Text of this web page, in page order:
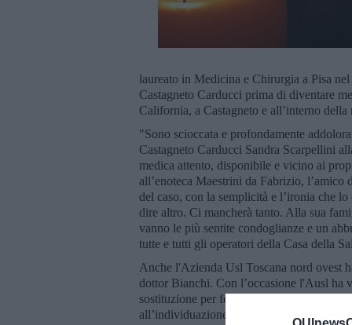
laureato in Medicina e Chirurgia a Pisa
Castagneto Carducci prima di diventare
California, a Castagneto e all’interno
"Sono scioccata e profondamente
Castagneto Carducci Sandra Scarpellini
medica attento, disponibile e vicino ai
all’enoteca Maestrini da Fabrizio,
del caso, con la semplicità e l’ironia che
dire altro. Ci mancherà tanto. Alla sua
vanno le più sentite condoglianze e un
tutte e tutti gli operatori della Casa della
Anche l'Azienda Usl Toscana nord ovest
dottor Bianchi. Con l’occasione l'Ausl ha
sostituzione per ferie attualmente attivo,
all’individuazione del medico sostituto.